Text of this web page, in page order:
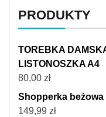
PRODUKTY
TOREBKA
LISTONOSZKA A4
80,00 zł
Shopperka
149,99 zł